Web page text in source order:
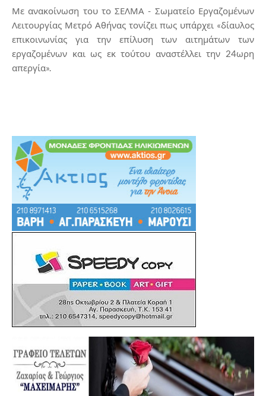
Με ανακοίνωση του το ΣΕΛΜΑ - Σωματείο Εργαζομένων
Λειτουργίας Μετρό Αθήνας τονίζει πως υπάρχει «δίαυλος
επικοινωνίας για την επίλυση των αιτημάτων των
εργαζομένων και ως εκ τούτου αναστέλλει την 24ωρη
απεργία».